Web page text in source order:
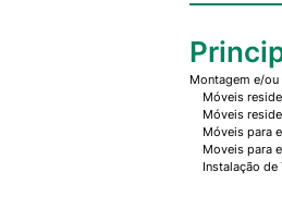
Montagem e/
Móveis
Móveis
Móveis para
Moveis para
Instalação de